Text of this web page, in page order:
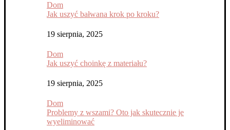
Dom
Jak uszyć bałwana krok po kroku?
19 sierpnia, 2025
Dom
Jak uszyć choinkę z materiału?
19 sierpnia, 2025
Dom
Problemy z wszami? Oto jak skutecznie je
wyeliminować